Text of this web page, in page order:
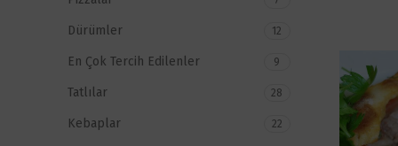
Dürümler 12
En Çok Tercih Edilenler 9
Tatlılar 28
Kebaplar 22